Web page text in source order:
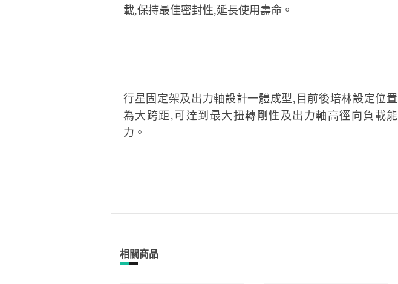
載,保持最佳密封性,延長使用壽命。
行星固定架及出力軸設計一體成型,目前後培林設定位置
為大跨距,可達到最大扭轉剛性及出力軸高徑向負載能
力。
相關商品